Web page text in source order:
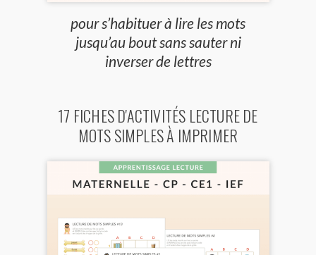
pour s’habituer à lire les mots
jusqu’au bout sans sauter ni
inverser de lettres
17 FICHES D'ACTIVITÉS LECTURE DE
MOTS SIMPLES À IMPRIMER